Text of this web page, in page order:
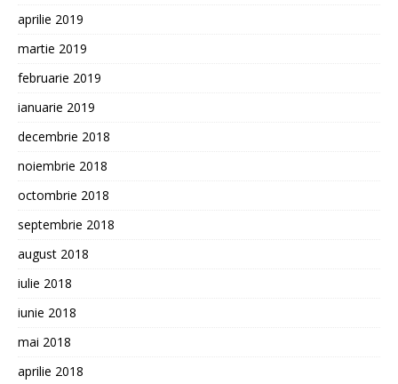
aprilie 2019
martie 2019
februarie 2019
ianuarie 2019
decembrie 2018
noiembrie 2018
octombrie 2018
septembrie 2018
august 2018
iulie 2018
iunie 2018
mai 2018
aprilie 2018